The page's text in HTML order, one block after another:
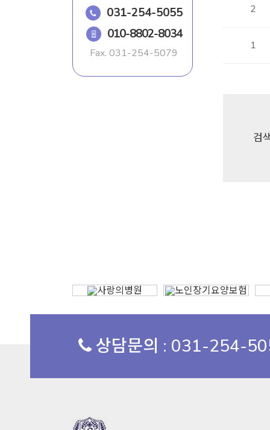
031-254-5055
010-8802-8034
Fax. 031-254-5079
2
1
검
상담문의 : 031-254-